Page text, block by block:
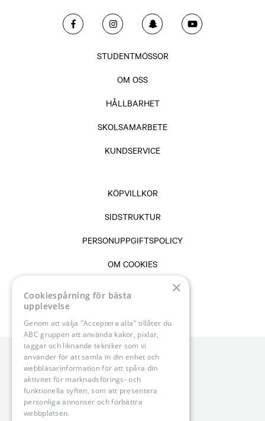
STUDENTMÖSSOR
OM OSS
HÅLLBARHET
SKOLSAMARBETE
KUNDSERVICE
KÖPVILLKOR
SIDSTRUKTUR
PERSONUPPGIFTSPOLICY
OM COOKIES
VANLIGA FRÅGOR & SVAR
×
Cookiespårning för bästa
upplevelse
Genom att välja "Acceptera alla" tillåter du
ABC gruppen att använda kakor, pixlar,
taggar och liknande tekniker som vi
använder för att samla in din enhet och
webbläsarinformation för att spåra din
aktivitet för marknadsförings- och
funktionella syften, som att presentera
personliga annonser och förbättra
webbplatsen.